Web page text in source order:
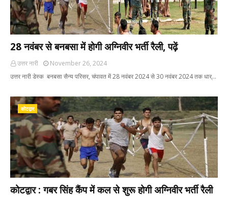
28 नवंबर से बनबसा में होगी अग्निवीर भर्ती रैली, पढ़ें
उत्तर नारी
November 26, 2024
उत्तर नारी डेस्क बनबसा सैन्य परिसर, चंपावत में 28 नवंबर 2024 से 30 नवंबर 2024 तक धार्…
कोटद्वार
कोटद्वार : गबर सिंह कैंप में कल से शुरू होगी अग्निवीर भर्ती रैली